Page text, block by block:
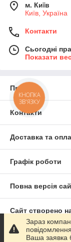
м. Київ
Київ, Україна
Контакти
Сьогодні
Показати
Про нас
Контакти
Доставка та
Графік роботи
Повна версія
Сайт створено
Політика
Зараз
Ваша заявка
КНОПКА
ЗВ'ЯЗКУ